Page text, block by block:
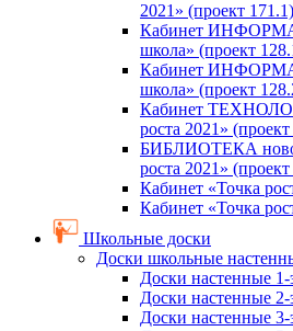
2021» (проект 171.1)
Кабинет
школа» (проект
Кабинет
школа» (проект
Кабинет
роста 2021»
БИБЛИОТЕКА
роста 2021»
Кабинет «Точка
Кабинет «Точка
Школьные доски
Доски школьные
Доски настенные
Доски настенные
Доски настенные